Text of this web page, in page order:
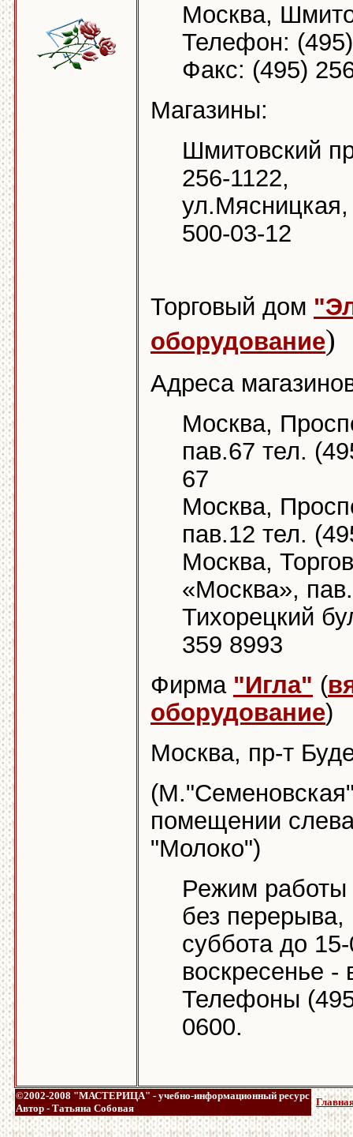
Москва,
Телефон:
Факс: (495)
Магазины:
Шмитовский
256-1122,
500-03-12
Торговый дом
оборудование)
Адреса
Москва,
пав.67 тел.
67
Москва,
пав.12 тел.
Москва,
«Москва»,
Тихорецкий
359 8993
Фирма "Игла" (
оборудование)
Москва, пр-т
помещении
"Молоко")
Режим работы
без перерыва,
суббота до
воскресенье -
Телефоны
0600.
©2002-2008 "МАСТЕРИЦА" - учебно-информационный ресурс
Автор - Татьяна Собовая